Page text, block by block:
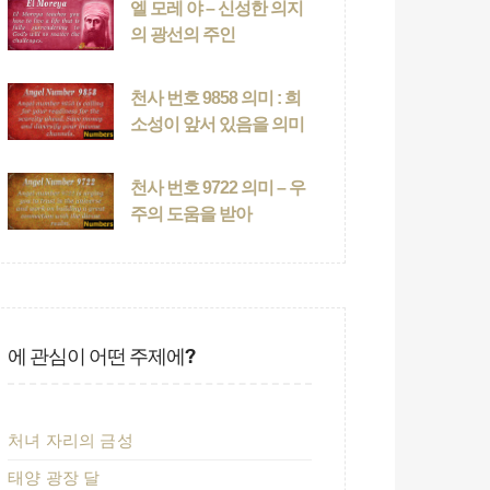
엘 모레 야 – 신성한 의지
의 광선의 주인
천사 번호 9858 의미 : 희
소성이 앞서 있음을 의미
천사 번호 9722 의미 – 우
주의 도움을 받아
에 관심이 어떤 주제에?
처녀 자리의 금성
태양 광장 달